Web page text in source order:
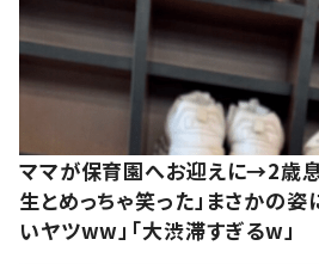
ママが保育園へお迎えに→2歳
生とめっちゃ笑った」まさかの
いヤツww」「大渋滞すぎるw」